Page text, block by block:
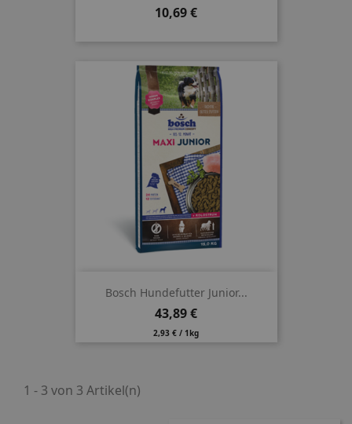
Preis
10,69 €
Bosch Hundefutter Junior...
Preis
43,89 €
2,93 € / 1kg
1 - 3 von 3 Artikel(n)